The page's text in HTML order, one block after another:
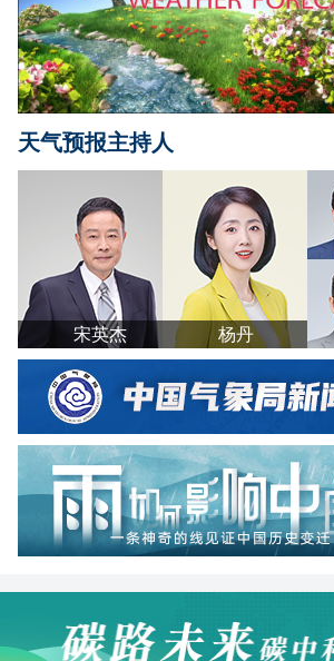
天气预报主持人
宋英杰 杨丹